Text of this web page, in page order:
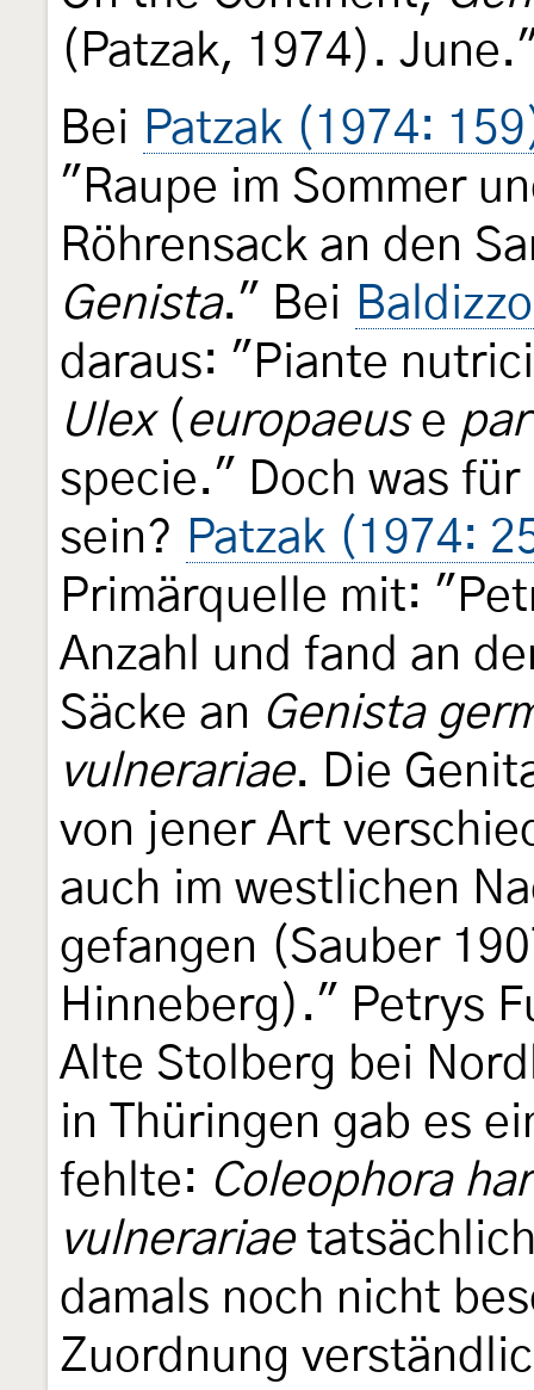
(Patzak, 1974).
Bei Patzak (1974:
"Raupe im Sommer
Röhrensack an den
Genista." Bei
daraus: "Piante
Ulex( europaeuse
specie." Doch was für
sein? Patzak (1974:
Primärquelle mit:
Anzahl und fand an
Säcke an Genista
vulnerariae. Die
von jener Art
auch im westlichen
gefangen (Sauber
Hinneberg)." Petrys
Alte Stolberg bei
in Thüringen gab es
fehlte: Coleophora
vulnerariae
damals noch nicht
Zuordnung